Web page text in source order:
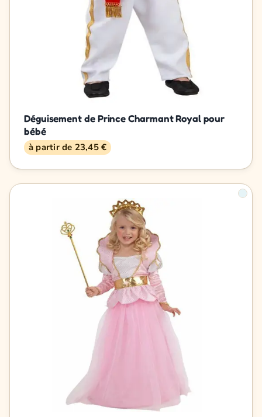
Déguisement de Prince Charmant Royal pour
bébé
à partir de 23,45 €